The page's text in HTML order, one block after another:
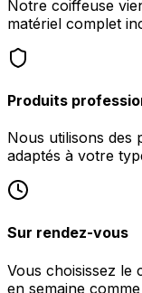
Notre coiffeuse
matériel complet
Produits
Nous utilisons des
adaptés à votre
Sur rendez-vous
Vous choisissez le
en semaine